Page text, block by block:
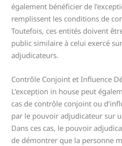
également bénéficier de
remplissent les conditions de
Toutefois, ces entités doivent
public similaire à celui exercé
adjudicateurs.
Contrôle Conjoint et Influence
L’exception in house peut
cas de contrôle conjoint ou
par le pouvoir adjudicateur sur
Dans ces cas, le pouvoir
de démontrer que la personne